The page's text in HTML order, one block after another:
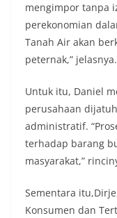
mengimpor tanpa
perekonomian
Tanah Air akan
peternak,” jelasnya.
Untuk itu, Daniel
perusahaan
administratif.
terhadap barang
masyarakat,”
Sementara
Konsumen dan